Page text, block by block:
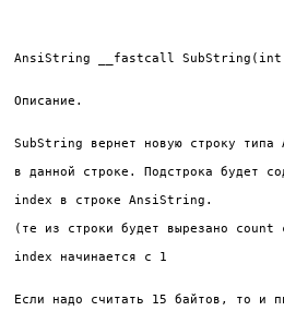
AnsiString __fastcall
Описание.
SubString вернет новую строку
в данной строке. Подстрока будет
index в строке AnsiString.
(те из строки будет вырезано
index начинается с 1
Если надо считать 15 байтов, то